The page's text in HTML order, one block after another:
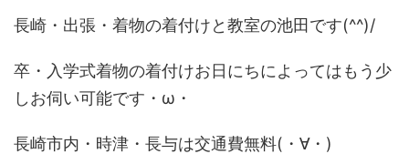
長崎・出張・着物の着付けと教室の池田です(^^)/
卒・入学式着物の着付けお日にちによってはもう少
しお伺い可能です・ω・
長崎市内・時津・長与は交通費無料(・∀・)